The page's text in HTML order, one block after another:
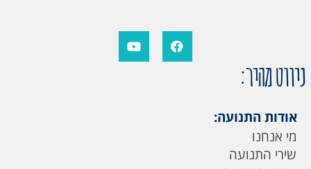
ניווט מהיר:
אודות התנועה:
מי אנחנו
שירי התנועה